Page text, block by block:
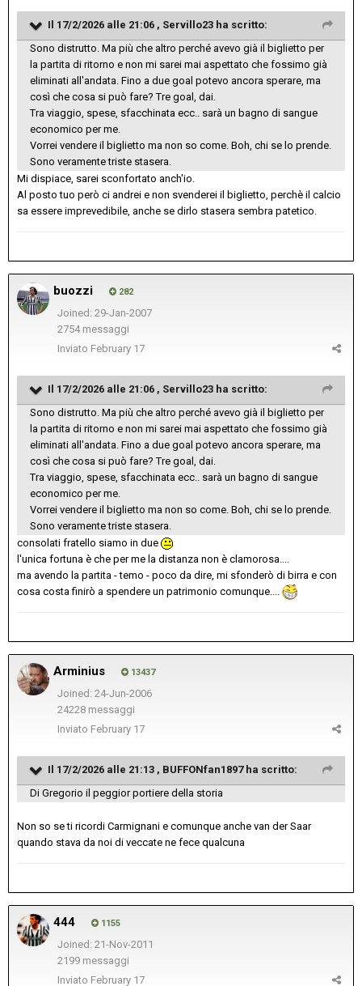
Il 17/2/2026 alle 21:06 , Servillo23 ha scritto:
Sono distrutto. Ma più che altro perché avevo già il biglietto per
la partita di ritorno e non mi sarei mai aspettato che fossimo già
eliminati all'andata. Fino a due goal potevo ancora sperare, ma
così che cosa si può fare? Tre goal, dai.
Tra viaggio, spese, sfacchinata ecc.. sarà un bagno di sangue
economico per me.
Vorrei vendere il biglietto ma non so come. Boh, chi se lo prende.
Sono veramente triste stasera.
Mi dispiace, sarei sconfortato anch'io.
Al posto tuo però ci andrei e non svenderei il biglietto, perchè il calcio
sa essere imprevedibile, anche se dirlo stasera sembra patetico.
buozzi 282
Joined: 29-Jan-2007
2754 messaggi
Inviato February 17
Il 17/2/2026 alle 21:06 , Servillo23 ha scritto:
Sono distrutto. Ma più che altro perché avevo già il biglietto per
la partita di ritorno e non mi sarei mai aspettato che fossimo già
eliminati all'andata. Fino a due goal potevo ancora sperare, ma
così che cosa si può fare? Tre goal, dai.
Tra viaggio, spese, sfacchinata ecc.. sarà un bagno di sangue
economico per me.
Vorrei vendere il biglietto ma non so come. Boh, chi se lo prende.
Sono veramente triste stasera.
consolati fratello siamo in due
l'unica fortuna è che per me la distanza non è clamorosa....
ma avendo la partita - temo - poco da dire, mi sfonderò di birra e con
cosa costa finirò a spendere un patrimonio comunque....
Arminius 13437
Joined: 24-Jun-2006
24228 messaggi
Inviato February 17
Il 17/2/2026 alle 21:13 , BUFFONfan1897ha scritto:
Di Gregorio il peggior portiere della storia
Non so se ti ricordi Carmignani e comunque anche van der Saar
quando stava da noi di veccate ne fece qualcuna
444 1155
Joined: 21-Nov-2011
2199 messaggi
Inviato February 17